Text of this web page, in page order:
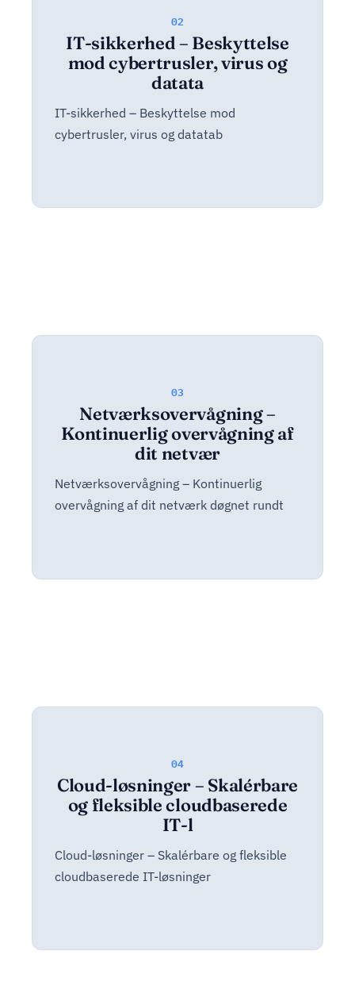
02
IT-sikkerhed – Beskyttelse
mod cybertrusler, virus og
datata
IT-sikkerhed – Beskyttelse mod
cybertrusler, virus og datatab
03
Netværksovervågning –
Kontinuerlig overvågning af
dit netvær
Netværksovervågning – Kontinuerlig
overvågning af dit netværk døgnet rundt
04
Cloud-løsninger – Skalérbare
og fleksible cloudbaserede
IT-l
Cloud-løsninger – Skalérbare og fleksible
cloudbaserede IT-løsninger